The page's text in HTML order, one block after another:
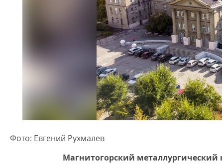
Фото: Евгений Рухмалев
Магнитогорский